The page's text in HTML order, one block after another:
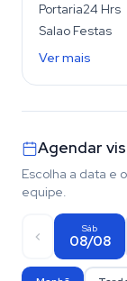
Portaria24 Hrs
Salao Festas
Ver mais
Agendar
Escolha a data e
equipe.
Sáb
08/08